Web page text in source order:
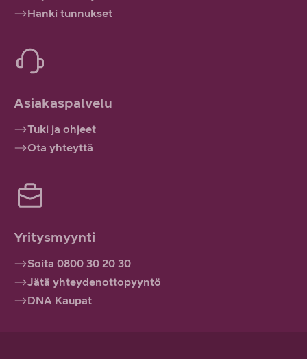
Hanki tunnukset
Asiakaspalvelu
Tuki ja ohjeet
Ota yhteyttä
Yritysmyynti
Soita 0800 30 20 30
Jätä yhteydenottopyyntö
DNA Kaupat